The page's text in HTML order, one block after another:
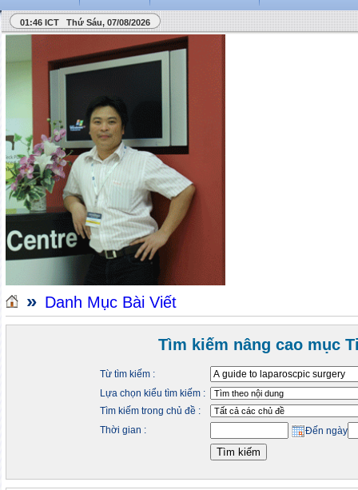
01:46 ICT Thứ Sáu, 07/08/2026
» Danh Mục Bài Viết
Tìm kiếm nâng cao mục
Từ tìm kiếm :
Lựa chọn kiểu tìm kiếm :
Tìm kiếm trong chủ đề :
Thời gian :
Đến ngày